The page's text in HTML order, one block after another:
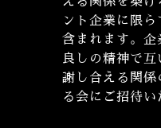
ント企業に限
含まれます。企
良しの精神で
謝し合える関係
る会にご招待い